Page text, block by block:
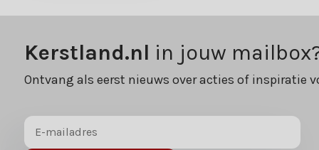
Kerstland.nl in jouw
Ontvang als eerst nieuws over acties of inspiratie